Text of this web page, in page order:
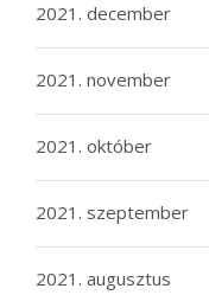
2021. december
2021. november
2021. október
2021. szeptember
2021. augusztus